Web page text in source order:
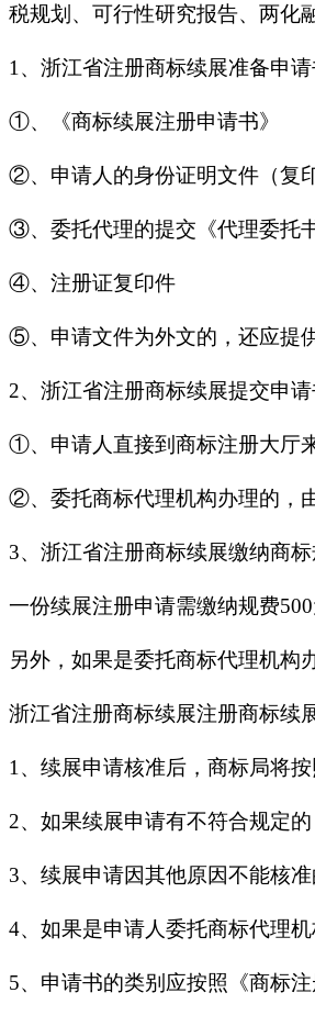
税规划、可行性研究报告、两
1、浙江省注册商标续展准备申
①、《商标续展注册申请书》
②、申请人的身份证明文件（复印
③、委托代理的提交《代理委托
④、注册证复印件
⑤、申请文件为外文的，还应提
2、浙江省注册商标续展提交申
①、申请人直接到商标注册大厅
②、委托商标代理机构办理的，
3、浙江省注册商标续展缴纳商
一份续展注册申请需缴纳规费
另外，如果是委托商标代理机构
浙江省注册商标续展注册商标续
1、续展申请核准后，商标局将
2、如果续展申请有不符合规定
3、续展申请因其他原因不能核
4、如果是申请人委托商标代理
5、申请书的类别应按照《商标